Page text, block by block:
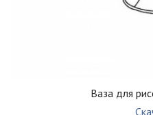
Ваза для